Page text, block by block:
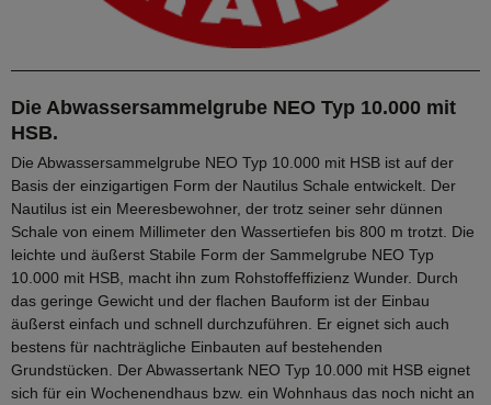
Die Abwassersammelgrube NEO Typ 10.000 mit
HSB.
Die Abwassersammelgrube NEO Typ 10.000 mit HSB ist auf der
Basis der einzigartigen Form der Nautilus Schale entwickelt. Der
Nautilus ist ein Meeresbewohner, der trotz seiner sehr dünnen
Schale von einem Millimeter den Wassertiefen bis 800 m trotzt. Die
leichte und äußerst Stabile Form der Sammelgrube NEO Typ
10.000 mit HSB, macht ihn zum Rohstoffeffizienz Wunder. Durch
das geringe Gewicht und der flachen Bauform ist der Einbau
äußerst einfach und schnell durchzuführen. Er eignet sich auch
bestens für nachträgliche Einbauten auf bestehenden
Grundstücken. Der Abwassertank NEO Typ 10.000 mit HSB eignet
sich für ein Wochenendhaus bzw. ein Wohnhaus das noch nicht an